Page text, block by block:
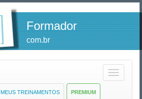
Formador
com.br
Toggle
PREMIUM
MEUS TREINAMENTOS